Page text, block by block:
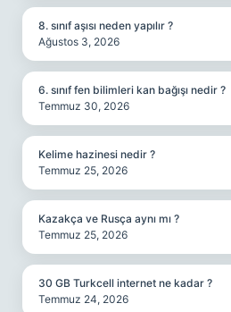
8. sınıf aşısı neden yapılır ?
Ağustos 3, 2026
6. sınıf fen bilimleri kan bağışı nedir ?
Temmuz 30, 2026
Kelime hazinesi nedir ?
Temmuz 25, 2026
Kazakça ve Rusça aynı mı ?
Temmuz 25, 2026
30 GB Turkcell internet ne kadar ?
Temmuz 24, 2026